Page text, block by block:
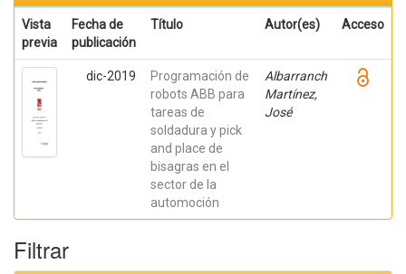
Vista
previa
Fecha de
publicación
Título Autor(es) Acceso
dic-2019
Programación de
robots ABB para
tareas de
soldadura y pick
and place de
bisagras en el
sector de la
automoción
Albarranch
Martínez,
José
Filtrar